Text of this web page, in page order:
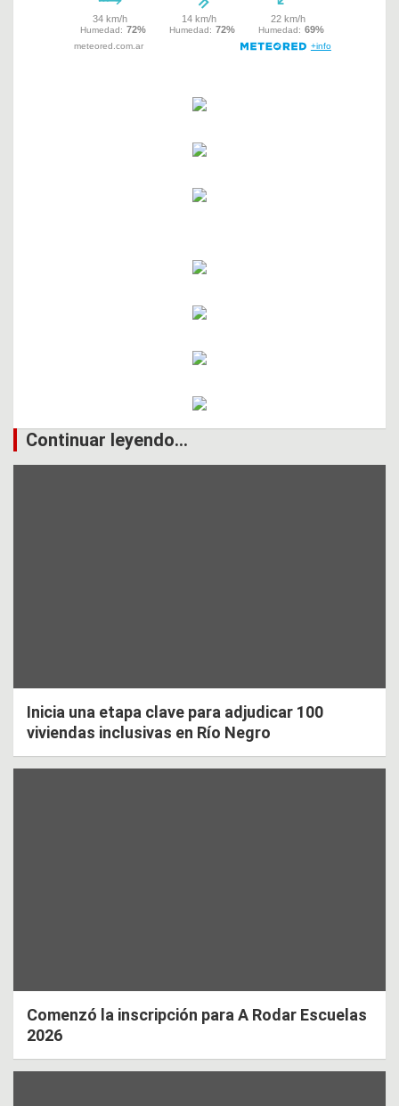
Continuar leyendo...
Inicia una etapa clave para adjudicar 100
viviendas inclusivas en Río Negro
Comenzó la inscripción para A Rodar Escuelas
2026